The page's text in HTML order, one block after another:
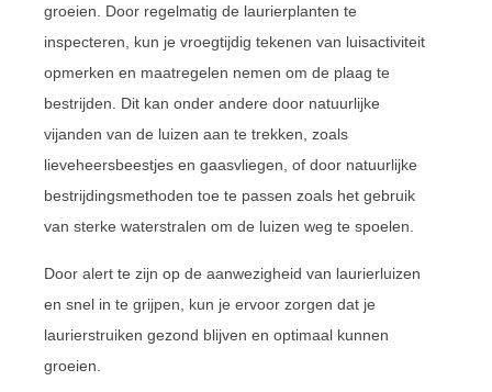
groeien. Door regelmatig de laurierplanten te
inspecteren, kun je vroegtijdig tekenen van luisactiviteit
opmerken en maatregelen nemen om de plaag te
bestrijden. Dit kan onder andere door natuurlijke
vijanden van de luizen aan te trekken, zoals
lieveheersbeestjes en gaasvliegen, of door natuurlijke
bestrijdingsmethoden toe te passen zoals het gebruik
van sterke waterstralen om de luizen weg te spoelen.
Door alert te zijn op de aanwezigheid van laurierluizen
en snel in te grijpen, kun je ervoor zorgen dat je
laurierstruiken gezond blijven en optimaal kunnen
groeien.